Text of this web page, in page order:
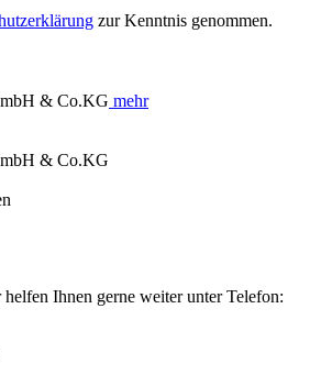
zur Kenntnis genommen.
& Co.KG mehr
& Co.KG
Ihnen gerne weiter unter Telefon: